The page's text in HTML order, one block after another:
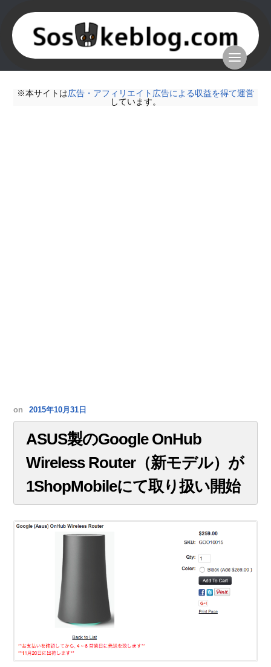
※本サイトは広告・アフィリエイト広告による収益を得て運営
しています。
on 2015年10月31日
ASUS製のGoogle OnHub
Wireless Router（新モデル）が
1ShopMobileにて取り扱い開始